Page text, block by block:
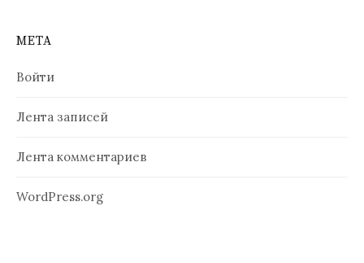
МЕТА
Войти
Лента записей
Лента комментариев
WordPress.org